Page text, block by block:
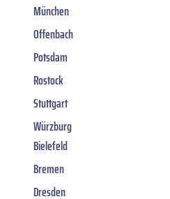
München
Offenbach
Potsdam
Rostock
Stuttgart
Würzburg
Bielefeld
Bremen
Dresden